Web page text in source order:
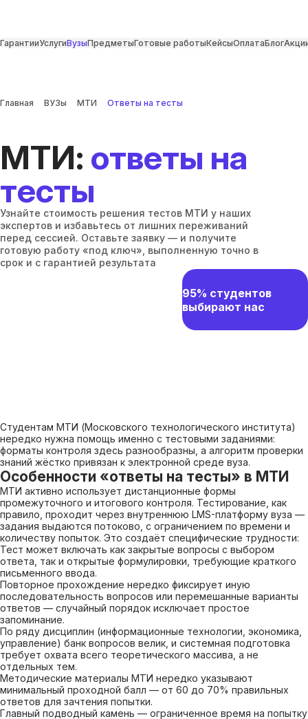
ГарантииУслугиВузыПредметыГотовые работыКейсыОплатаБлог
Главная ВУЗы МТИ Ответы на тесты
МТИ: ответы на
тесты
Узнайте стоимость решения тестов МТИ у наших
экспертов и избавьтесь от лишних переживаний
перед сессией. Оставьте заявку — и получите
готовую работу «под ключ», выполненную точно в
срок и с гарантией результата
95% студентов
выбирают нас
Студентам МТИ (Московского технологического института)
нередко нужна помощь именно с тестовыми заданиями:
форматы контроля здесь разнообразны, а алгоритм проверки
знаний жёстко привязан к электронной среде вуза.
Особенности «ответы на тесты» в МТИ
МТИ активно использует дистанционные формы
промежуточного и итогового контроля. Тестирование, как
правило, проходит через внутреннюю LMS-платформу вуза —
задания выдаются потоково, с ограничением по времени и
количеству попыток. Это создаёт специфические трудности:
Тест может включать как закрытые вопросы с выбором
ответа, так и открытые формулировки, требующие краткого
письменного ввода.
Повторное прохождение нередко фиксирует иную
последовательность вопросов или перемешанные варианты
ответов — случайный порядок исключает простое
запоминание.
По ряду дисциплин (информационные технологии, экономика,
управление) банк вопросов велик, и системная подготовка
требует охвата всего теоретического массива, а не
отдельных тем.
Методические материалы МТИ нередко указывают
минимальный проходной балл — от 60 до 70% правильных
ответов для зачтения попытки.
Главный подводный камень — ограниченное время на попытку